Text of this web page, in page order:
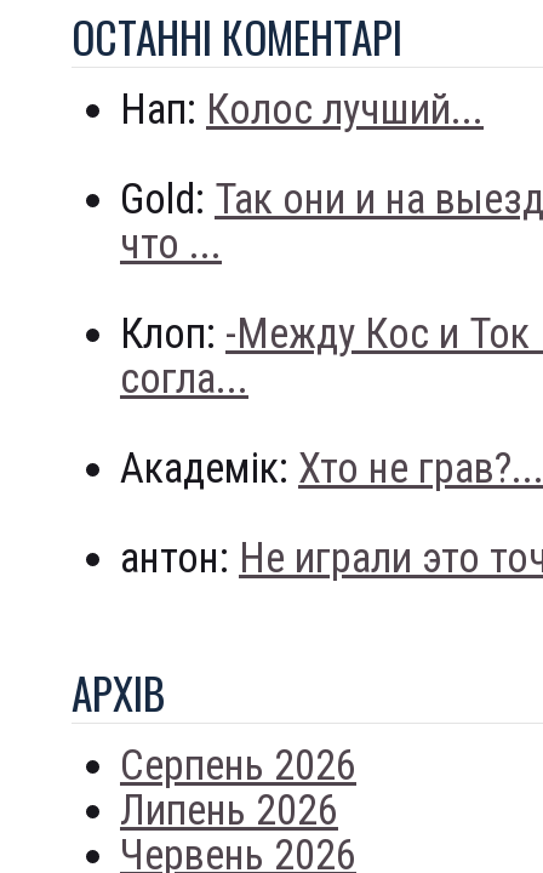
ОСТАННI КОМЕНТАРI
Нап: Колос лучший...
Gold: Так они и на
что ...
Клоп: -Между Кос и
согла...
Академік: Хто не грав?...
антон: Не играли это
АРХIВ
Серпень 2026
Липень 2026
Червень 2026